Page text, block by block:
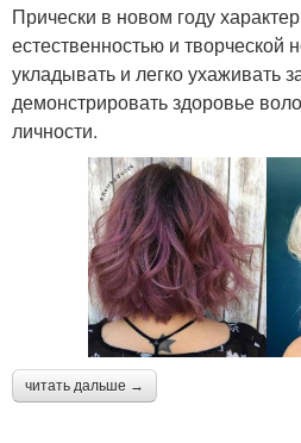
Прически в новом году
естественностью и творческой
укладывать и легко ухаживать
демонстрировать здоровье
личности.
читать дальше →